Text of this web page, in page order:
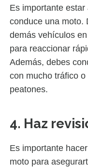
Es importante
conduce una moto.
demás vehículos
para reaccionar
Además, debes
con mucho tráfico
peatones.
4. Haz
Es importante
moto para